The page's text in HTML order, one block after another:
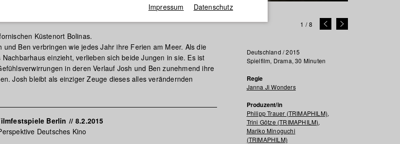
1 /8
Küstenort Bolinas.
und Ben verbringen wie jedes Jahr ihre Ferien am Meer. Als die
einzieht, verlieben sich beide Jungen in sie. Es ist
in deren Verlauf Josh und Ben zunehmend ihre
Josh bleibt als einziger Zeuge dieses alles verändernden
Berlin // 8.2.2015
Deutsches Kino
Deutschland / 2015
Spielfilm, Drama, 30 Minuten
Regie
Janna Ji Wonders
Produzent/in
Philipp Trauer (TRIMAPHILM),
Trini Götze (TRIMAPHILM),
Mariko Minoguchi
(TRIMAPHILM)
Impressum Datenschutz